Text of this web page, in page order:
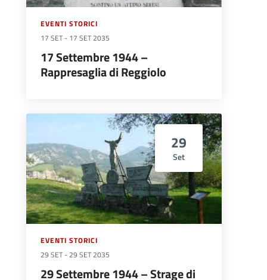
EVENTI STORICI
17 SET - 17 SET 2035
17 Settembre 1944 –
Rappresaglia di Reggiolo
29
Set
EVENTI STORICI
29 SET -29 SET 2035
29 Settembre 1944 – Strage di